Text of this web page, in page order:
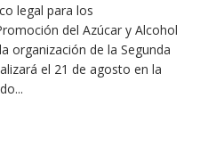
legal para los
del Azúcar y Alcohol
organización de la Segunda
el 21 de agosto en la